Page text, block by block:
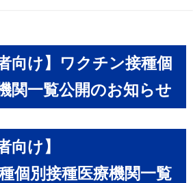
向け】ワクチン接種個
関一覧公開のお知らせ
向け】
個別接種医療機関一覧